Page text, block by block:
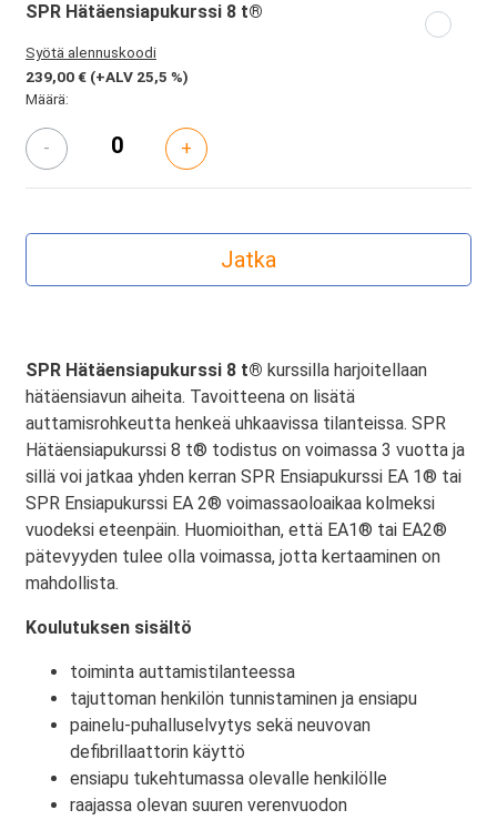
SPR Hätäensiapukurssi 8 t®
Syötä alennuskoodi
239,00 € (+ALV 25,5 %)
Määrä:
- +
SPR Hätäensiapukurssi 8 t® kurssilla harjoitellaan
hätäensiavun aiheita. Tavoitteena on lisätä
auttamisrohkeutta henkeä uhkaavissa tilanteissa. SPR
Hätäensiapukurssi 8 t® todistus on voimassa 3 vuotta ja
sillä voi jatkaa yhden kerran SPR Ensiapukurssi EA 1® tai
SPR Ensiapukurssi EA 2® voimassaoloaikaa kolmeksi
vuodeksi eteenpäin. Huomioithan, että EA1® tai EA2®
pätevyyden tulee olla voimassa, jotta kertaaminen on
mahdollista.
Koulutuksen sisältö
toiminta auttamistilanteessa
tajuttoman henkilön tunnistaminen ja ensiapu
painelu-puhalluselvytys sekä neuvovan
defibrillaattorin käyttö
ensiapu tukehtumassa olevalle henkilölle
raajassa olevan suuren verenvuodon